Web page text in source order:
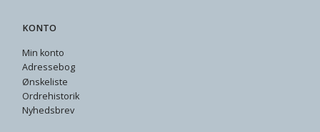
KONTO
Min konto
Adressebog
Ønskeliste
Ordrehistorik
Nyhedsbrev